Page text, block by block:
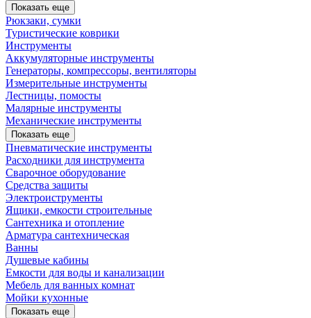
Показать еще
Рюкзаки, сумки
Туристические коврики
Инструменты
Аккумуляторные инструменты
Генераторы, компрессоры, вентиляторы
Измерительные инструменты
Лестницы, помосты
Малярные инструменты
Механические инструменты
Показать еще
Пневматические инструменты
Расходники для инструмента
Сварочное оборудование
Средства защиты
Электроиструменты
Ящики, емкости строительные
Сантехника и отопление
Арматура сантехническая
Ванны
Душевые кабины
Емкости для воды и канализации
Мебель для ванных комнат
Мойки кухонные
Показать еще